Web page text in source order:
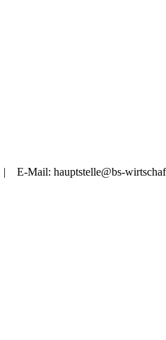
| E-Mail: hauptstelle@bs-